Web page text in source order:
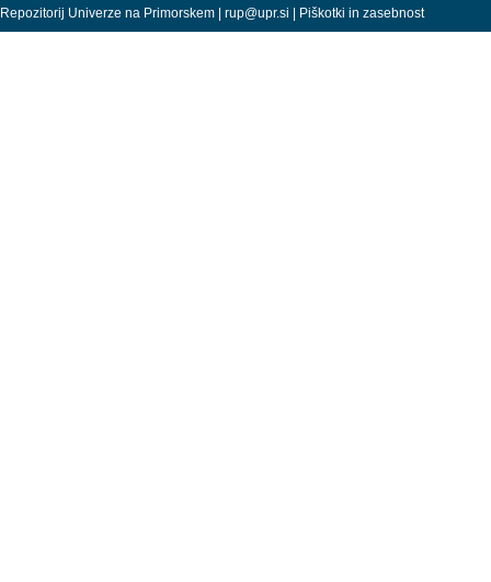
Repozitorij Univerze na Primorskem | rup@upr.si Piškotki in zasebnost